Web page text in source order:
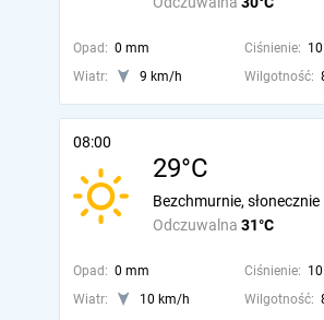
Opad: 0 mm Ciśnienie:
Wiatr:
9 km/h Wilgotność:
08:00
29°C
Odczuwalna 31°C
Bezchmurnie, słonecznie
Opad: 0 mm Ciśnienie:
Wiatr:
10 km/h Wilgotność: